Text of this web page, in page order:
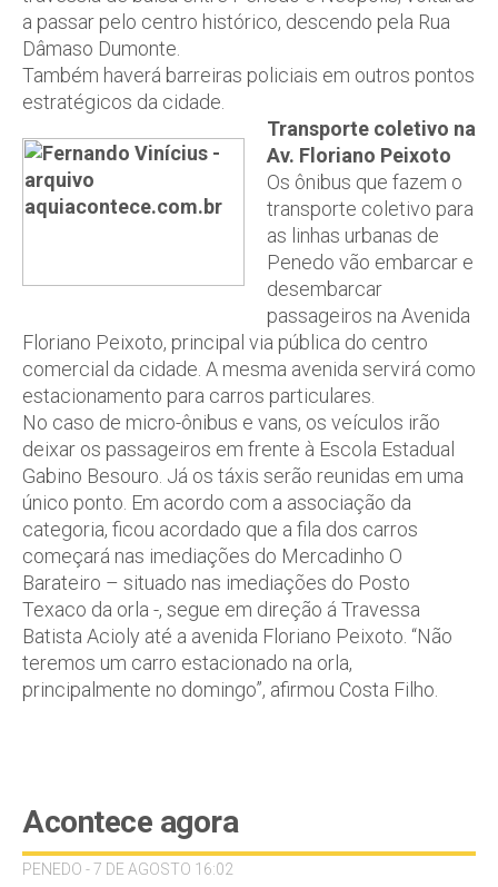
a passar pelo centro histórico, descendo pela Rua
Dâmaso Dumonte.
Também haverá barreiras policiais em outros pontos
estratégicos da cidade.
Transporte coletivo na
Av. Floriano Peixoto
Os ônibus que fazem o
transporte coletivo para
as linhas urbanas de
Penedo vão embarcar e
desembarcar
passageiros na Avenida
Floriano Peixoto, principal via pública do centro
comercial da cidade. A mesma avenida servirá como
estacionamento para carros particulares.
No caso de micro-ônibus e vans, os veículos irão
deixar os passageiros em frente à Escola Estadual
Gabino Besouro. Já os táxis serão reunidas em uma
único ponto. Em acordo com a associação da
categoria, ficou acordado que a fila dos carros
começará nas imediações do Mercadinho O
Barateiro – situado nas imediações do Posto
Texaco da orla -, segue em direção á Travessa
Batista Acioly até a avenida Floriano Peixoto. “Não
teremos um carro estacionado na orla,
principalmente no domingo”, afirmou Costa Filho.
Acontece agora
PENEDO - 7 DE AGOSTO 16:02